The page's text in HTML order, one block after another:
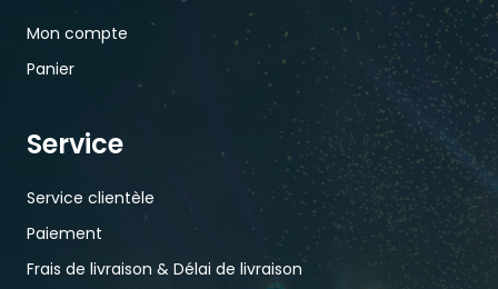
Mon compte
Panier
Service
Service clientèle
Paiement
Frais de livraison & Délai de livraison